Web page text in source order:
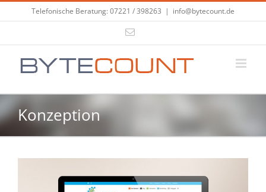
Inhalt
Telefonische Beratung: 07221 / 398263 | info@bytecount.de
E-
Konzeption